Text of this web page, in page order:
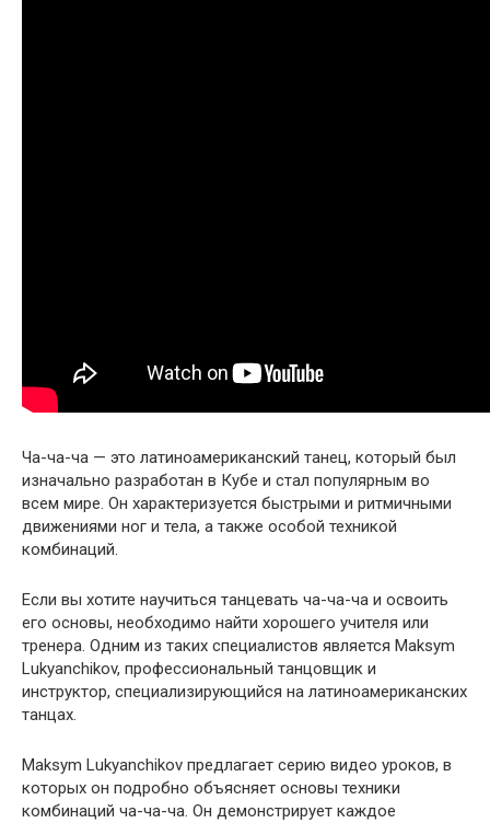
Ча-ча-ча — это латиноамериканский танец, который был
изначально разработан в Кубе и стал популярным во
всем мире. Он характеризуется быстрыми и ритмичными
движениями ног и тела, а также особой техникой
комбинаций.
Если вы хотите научиться танцевать ча-ча-ча и освоить
его основы, необходимо найти хорошего учителя или
тренера. Одним из таких специалистов является Maksym
Lukyanchikov, профессиональный танцовщик и
инструктор, специализирующийся на латиноамериканских
танцах.
Maksym Lukyanchikov предлагает серию видео уроков, в
которых он подробно объясняет основы техники
комбинаций ча-ча-ча. Он демонстрирует каждое